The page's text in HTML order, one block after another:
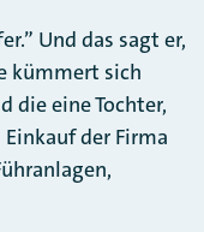
Und das sagt er,
kümmert sich
die eine Tochter,
der Firma